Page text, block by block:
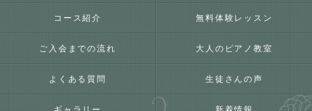
コース紹介 無料体験レッスン
ご入会までの流れ 大人のピアノ教室
よくある質問 生徒さんの声